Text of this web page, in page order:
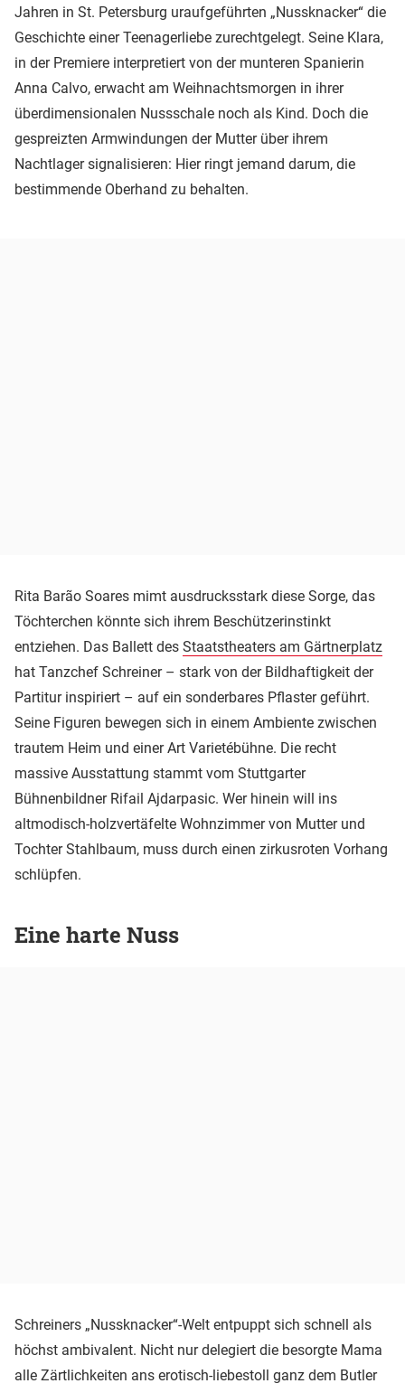
Jahren in St. Petersburg uraufgeführten „Nussknacker“ die
Geschichte einer Teenagerliebe zurechtgelegt. Seine Klara,
in der Premiere interpretiert von der munteren Spanierin
Anna Calvo, erwacht am Weihnachtsmorgen in ihrer
überdimensionalen Nussschale noch als Kind. Doch die
gespreizten Armwindungen der Mutter über ihrem
Nachtlager signalisieren: Hier ringt jemand darum, die
bestimmende Oberhand zu behalten.
Rita Barão Soares mimt ausdrucksstark diese Sorge, das
Töchterchen könnte sich ihrem Beschützerinstinkt
entziehen. Das Ballett des Staatstheaters am Gärtnerplatz
hat Tanzchef Schreiner – stark von der Bildhaftigkeit der
Partitur inspiriert – auf ein sonderbares Pflaster geführt.
Seine Figuren bewegen sich in einem Ambiente zwischen
trautem Heim und einer Art Varietébühne. Die recht
massive Ausstattung stammt vom Stuttgarter
Bühnenbildner Rifail Ajdarpasic. Wer hinein will ins
altmodisch-holzvertäfelte Wohnzimmer von Mutter und
Tochter Stahlbaum, muss durch einen zirkusroten Vorhang
schlüpfen.
Eine harte Nuss
Schreiners „Nussknacker“-Welt entpuppt sich schnell als
höchst ambivalent. Nicht nur delegiert die besorgte Mama
alle Zärtlichkeiten ans erotisch-liebestoll ganz dem Butler